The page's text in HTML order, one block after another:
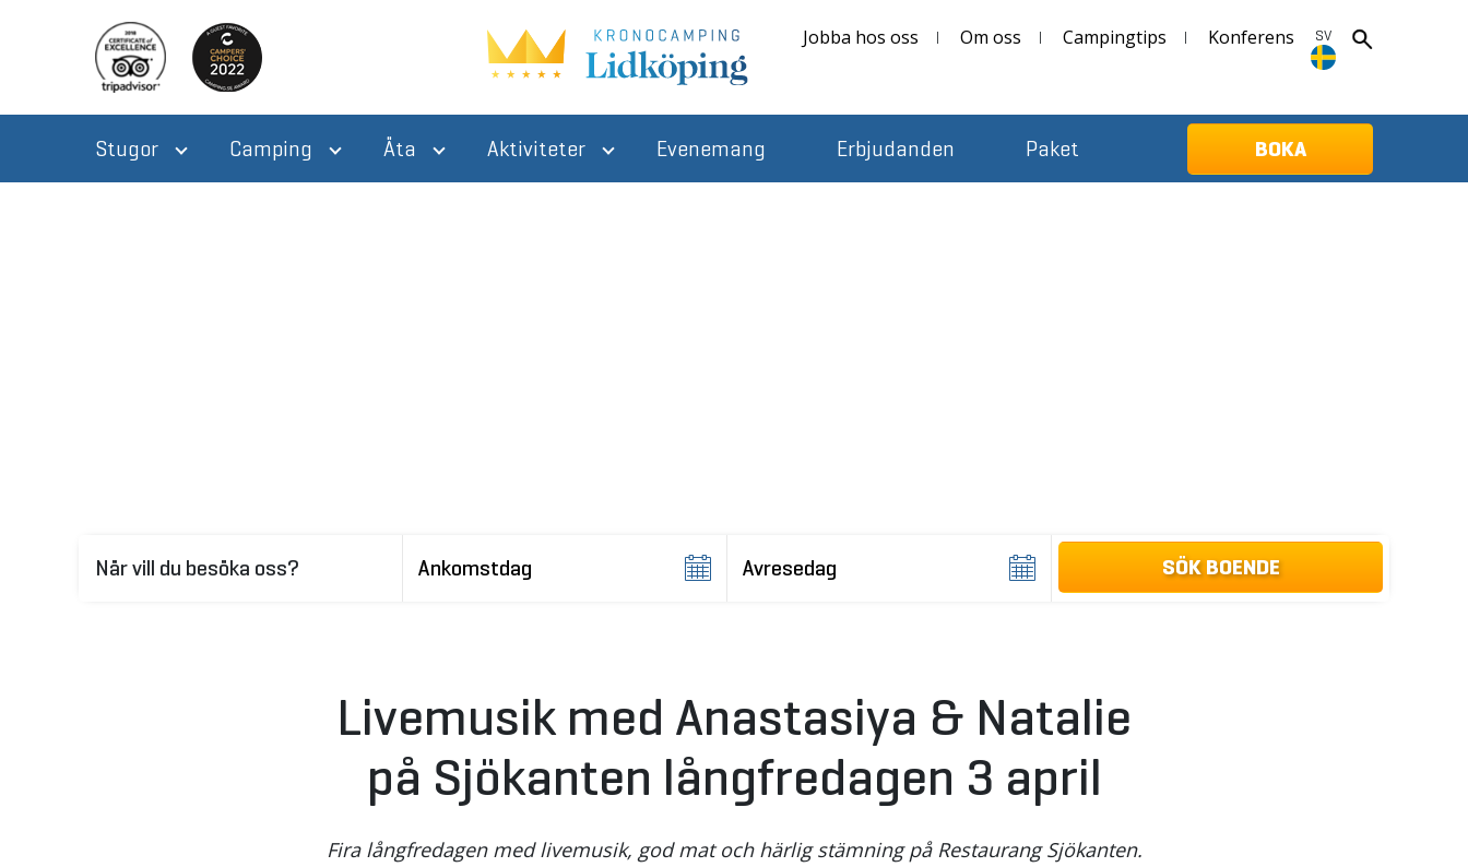
Jobba hos oss Om oss Campingtips Konferens SV
SV
Stugor Camping Äta Aktiviteter Evenemang Erbjudanden Paket BOKA
När vill du besöka oss?
Livemusik med Anastasiya & Natalie
på Sjökanten långfredagen 3 april
Fira långfredagen med livemusik, god mat och härlig stämning på Restaurang Sjökanten.